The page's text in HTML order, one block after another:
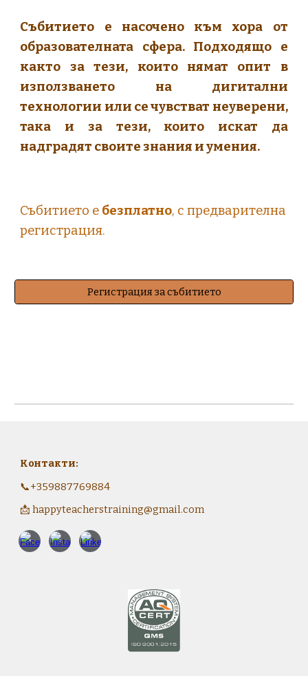
Събитието е насочено към хора от
образователната сфера. Подходящо е
както за тези, които нямат опит в
използването на дигитални
технологии или се чувстват неуверени,
така и за тези, които искат да
надградят своите знания и умения.
Събитието е безплатно, с предварителна
регистрация.
Регистрация за събитието
Контакти:
📞+359887769884
📩 happyteacherstraining@gmail.com